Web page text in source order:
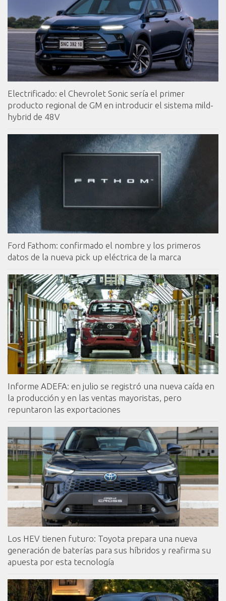
Electrificado: el Chevrolet Sonic sería el primer
producto regional de GM en introducir el sistema mild-
hybrid de 48V
Ford Fathom: confirmado el nombre y los primeros
datos de la nueva pick up eléctrica de la marca
Informe ADEFA: en julio se registró una nueva caída en
la producción y en las ventas mayoristas, pero
repuntaron las exportaciones
Los HEV tienen futuro: Toyota prepara una nueva
generación de baterías para sus híbridos y reafirma su
apuesta por esta tecnología